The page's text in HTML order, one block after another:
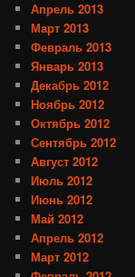
Апрель 2013
Март 2013
Февраль 2013
Январь 2013
Декабрь 2012
Ноябрь 2012
Октябрь 2012
Сентябрь 2012
Август 2012
Июль 2012
Июнь 2012
Май 2012
Апрель 2012
Март 2012